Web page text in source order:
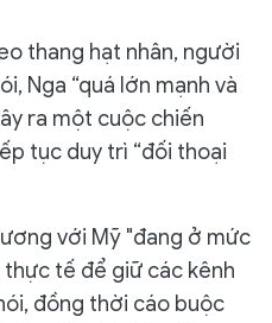
thang hạt nhân, người
Nga “quá lớn mạnh và
ra một cuộc chiến
tục duy trì “đối thoại
với Mỹ "đang ở mức
thực tế để giữ các kênh
đồng thời cáo buộc